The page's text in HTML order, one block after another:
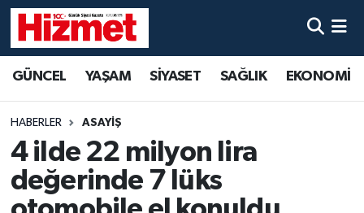
GÜNCEL YAŞAM SİYASET SAĞLIK EKONOMİ
HABERLER ASAYİŞ
4 ilde 22 milyon lira
değerinde 7 lüks
YAŞAM
SİYASET
SAĞLIK
Denizli Hava Durumu
Denizli Trafik Yoğunluk Haritası
Süper Lig Puan Durumu ve Fikstür